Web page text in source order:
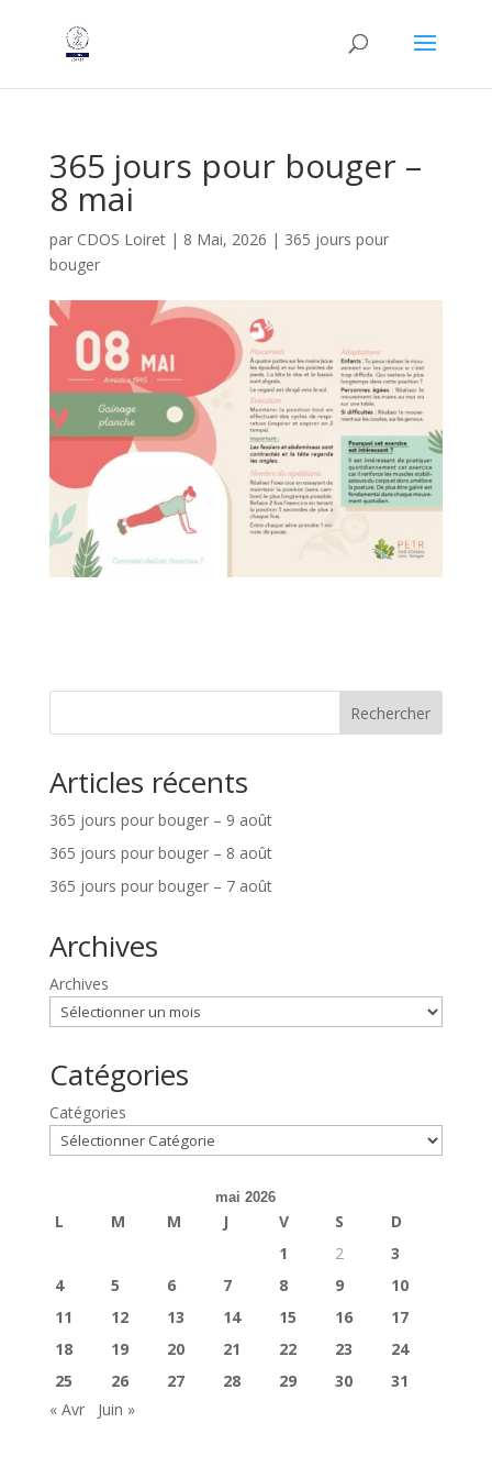
365 jours pour bouger –
8 mai
par CDOS Loiret| 8 Mai, 2026 | 365 jours pour
bouger
Rechercher
Articles récents
365 jours pour bouger – 9 août
365 jours pour bouger – 8 août
365 jours pour bouger – 7 août
Archives
Archives
Catégories
Catégories
mai 2026
L M M J V S
D
1
2
3
4
5 6 7 8 9
10
11
12 13 14 15 16
17
18
19 20 21 22 23
24
25
26 27 28 29 30
31
« Avr
Juin »